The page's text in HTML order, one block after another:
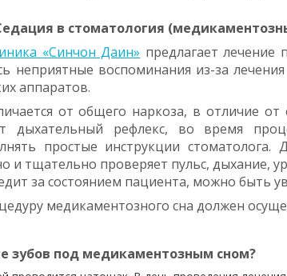
в стоматология
«Синчон Даин» предлагает
неприятные воспоминания из-за
аппаратов.
от общего наркоза, в отличие
дыхательный рефлекс, во время
простые инструкции стоматолога.
и тщательно проверяет пульс, дыхание,
за состоянием пациента, можно быть
медикаментозного сна должен
зубов под медикаментозным сном?